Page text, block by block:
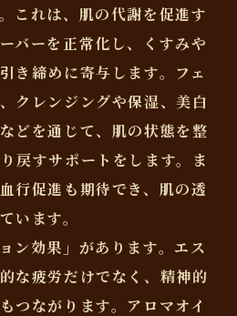
これは、肌の代謝を促進す
バーを正常化し、くすみや
き締めに寄与します。フェ
クレンジングや保湿、美白
どを通じて、肌の状態を整
戻すサポートをします。ま
行促進も期待でき、肌の透
います。
ン効果」があります。エス
な疲労だけでなく、精神的
つながります。アロマオイ